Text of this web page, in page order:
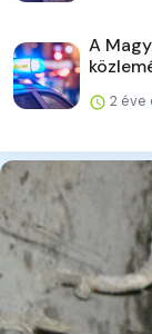
A
2 éve